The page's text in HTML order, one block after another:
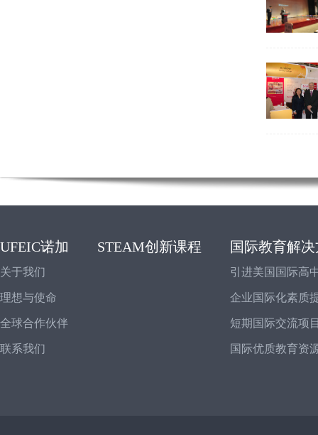
UFEIC诺加
关于我们
理想与使命
全球合作伙伴
联系我们
STEAM创新课程 国际教育解
引进美国国际高
企业国际化素质
短期国际交流项
国际优质教育资